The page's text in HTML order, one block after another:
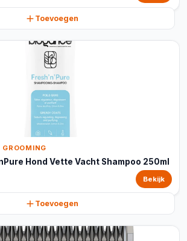
Toevoegen
Hond Vette Vacht Shampoo 250ml
Bekijk
Toevoegen